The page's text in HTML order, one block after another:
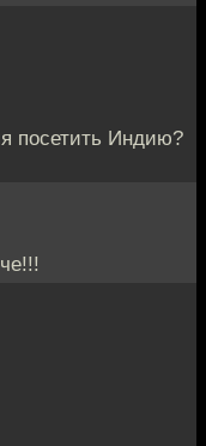
посетить Индию?